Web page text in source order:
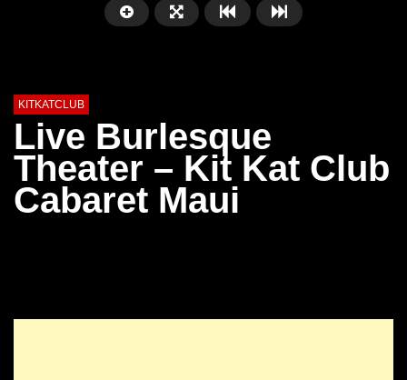
KITKATCLUB
Live Burlesque
Theater – Kit Kat Club
Cabaret Maui